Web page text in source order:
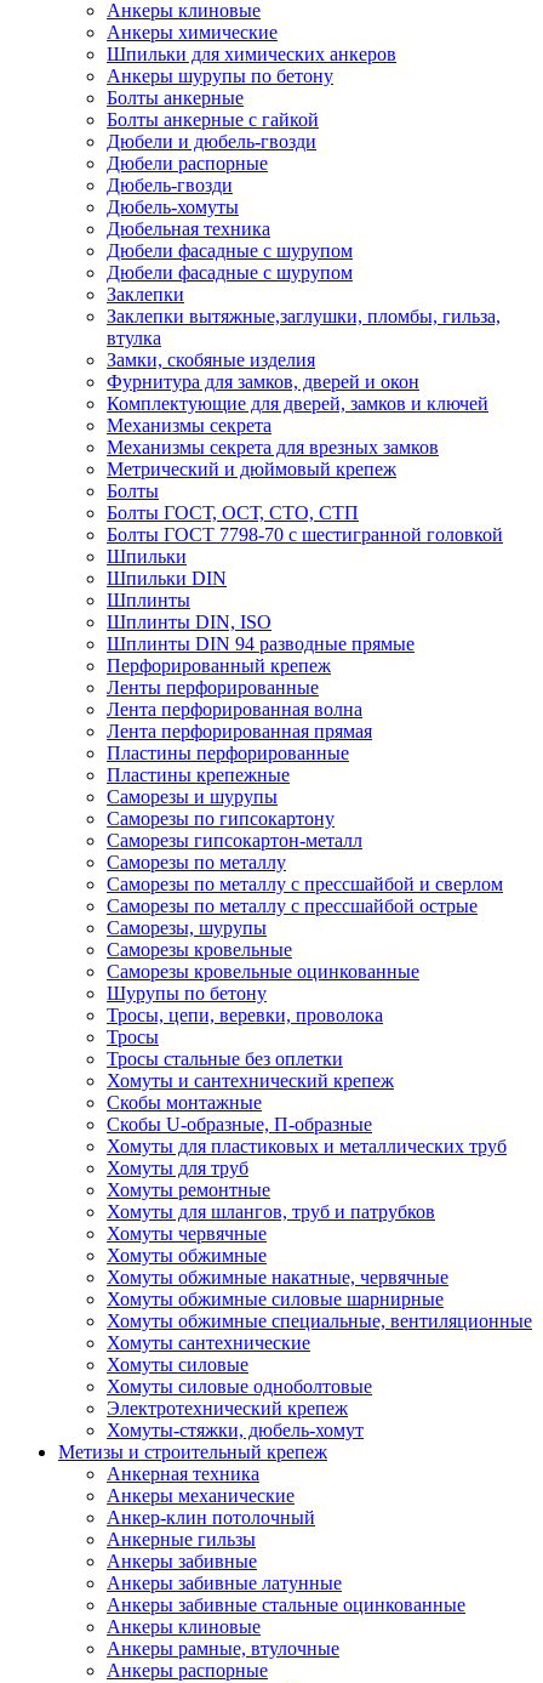
Анкеры клиновые
Анкеры химические
Шпильки для химических анкеров
Анкеры шурупы по бетону
Болты анкерные
Болты анкерные с гайкой
Дюбели и дюбель-гвозди
Дюбели распорные
Дюбель-гвозди
Дюбель-хомуты
Дюбельная техника
Дюбели фасадные с шурупом
Дюбели фасадные с шурупом
Заклепки
Заклепки вытяжные,заглушки, пломбы, гильза,
втулка
Замки, скобяные изделия
Фурнитура для замков, дверей и окон
Комплектующие для дверей, замков и ключей
Механизмы секрета
Механизмы секрета для врезных замков
Метрический и дюймовый крепеж
Болты
Болты ГОСТ, ОСТ, СТО, СТП
Болты ГОСТ 7798-70 с шестигранной головкой
Шпильки
Шпильки DIN
Шплинты
Шплинты DIN, ISO
Шплинты DIN 94 разводные прямые
Перфорированный крепеж
Ленты перфорированные
Лента перфорированная волна
Лента перфорированная прямая
Пластины перфорированные
Пластины крепежные
Саморезы и шурупы
Саморезы по гипсокартону
Саморезы гипсокартон-металл
Саморезы по металлу
Саморезы по металлу с прессшайбой и сверлом
Саморезы по металлу с прессшайбой острые
Саморезы, шурупы
Саморезы кровельные
Саморезы кровельные оцинкованные
Шурупы по бетону
Тросы, цепи, веревки, проволока
Тросы
Тросы стальные без оплетки
Хомуты и сантехнический крепеж
Скобы монтажные
Скобы U-образные, П-образные
Хомуты для пластиковых и металлических труб
Хомуты для труб
Хомуты ремонтные
Хомуты для шлангов, труб и патрубков
Хомуты червячные
Хомуты обжимные
Хомуты обжимные накатные, червячные
Хомуты обжимные силовые шарнирные
Хомуты обжимные специальные, вентиляционные
Хомуты сантехнические
Хомуты силовые
Хомуты силовые одноболтовые
Электротехнический крепеж
Хомуты-стяжки, дюбель-хомут
Метизы и строительный крепеж
Анкерная техника
Анкеры механические
Анкер-клин потолочный
Анкерные гильзы
Анкеры забивные
Анкеры забивные латунные
Анкеры забивные стальные оцинкованные
Анкеры клиновые
Анкеры рамные, втулочные
Анкеры распорные